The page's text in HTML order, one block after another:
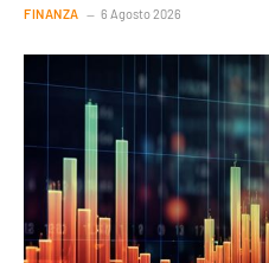
FINANZA 6 Agosto 2026